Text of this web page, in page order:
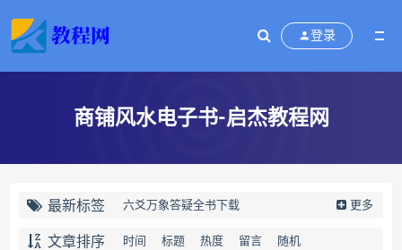
登录
商铺风水电子书-启杰教程网
最新标签 六爻万象答疑全书下载
六爻万象答疑全书网盘
更多
文章排序 时间 标题 热度 留言 随机